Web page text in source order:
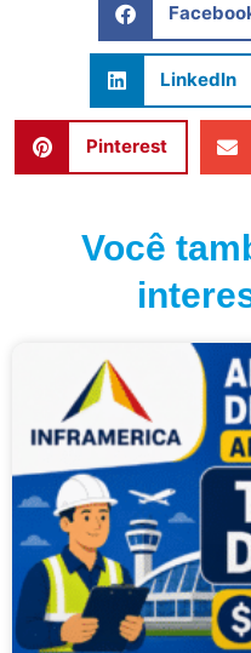
LinkedIn
Pinterest
Você